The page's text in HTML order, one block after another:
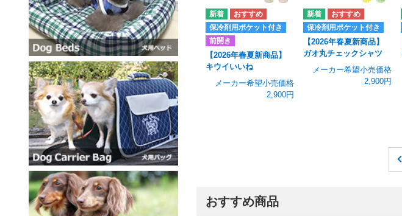
保冷剤用ポケット付き
前開き
【2026年春夏新商品】
キウイいいね
メーカー希望小売価格
2,900円
保冷剤用ポケット付き
【2026年春夏新商品】
ガオ丸チェックシャツ
メーカー希望小売価格
2,900円
おすすめ商品